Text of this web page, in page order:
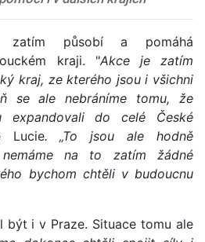
zatím působí a pomáhá
kraji. "Akce je zatím
kraj, ze kterého jsou i všichni
se ale nebráníme tomu, že
expandovali do celé České
Lucie. „To jsou ale hodně
na to zatím žádné
bychom chtěli v budoucnu
být i v Praze. Situace tomu ale